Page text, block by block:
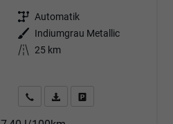
Getriebe Automatik
Außenfarbe
Indiumgrau Metallic
Kilometerstand 25 km
Angebot anfordern
Fahrzeugexpose (PDF)